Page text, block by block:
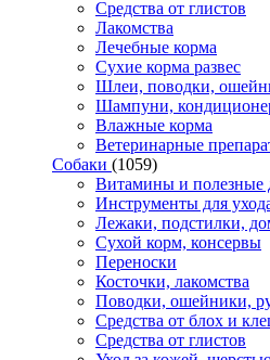
Средства от глистов
Лакомства
Лечебные корма
Сухие корма развес
Шлеи, поводки,
Шампуни,
Влажные корма
Ветеринарные
Собаки (1059)
Витамины и полезные
Инструменты для
Лежаки, подстилки,
Сухой корм, консервы
Переноски
Косточки, лакомства
Поводки, ошейники,
Средства от блох и
Средства от глистов